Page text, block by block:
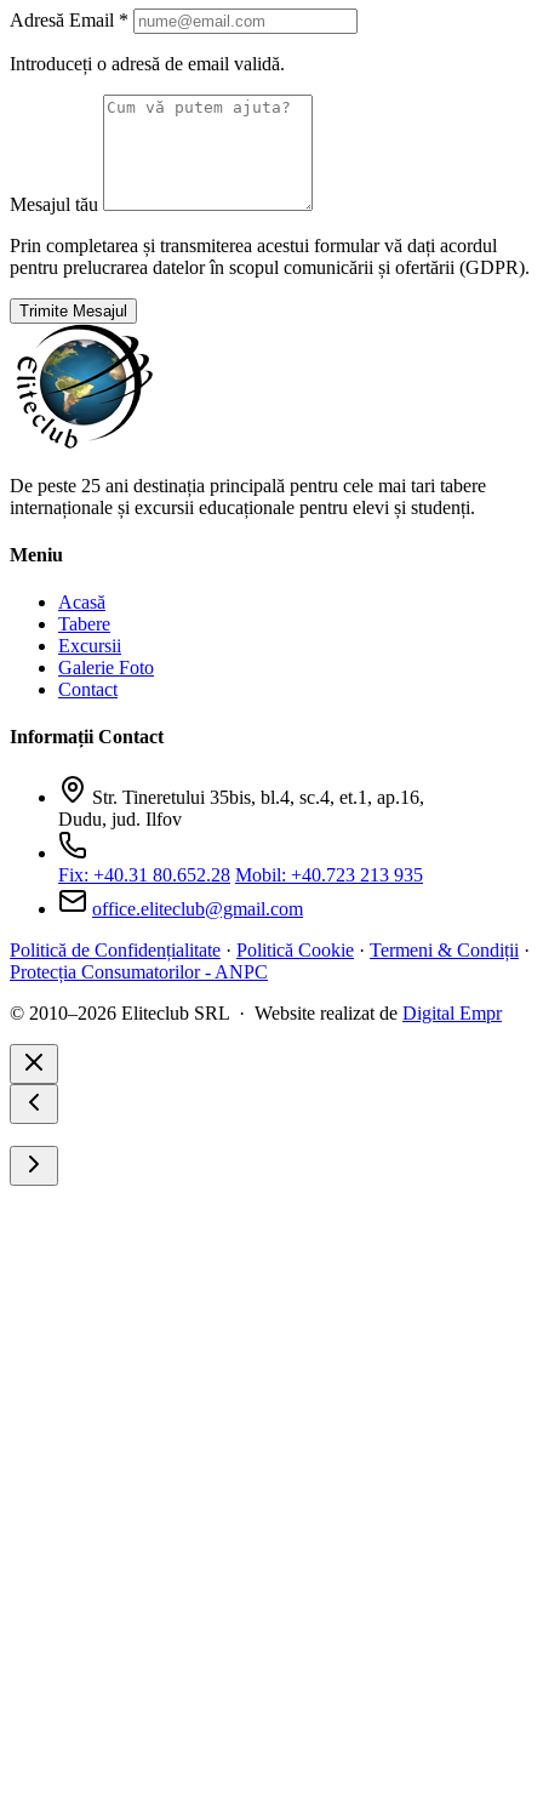
Adresă Email *
Introduceți o adresă de email validă.
Mesajul tău
Prin completarea și transmiterea acestui formular vă dați acordul
pentru prelucrarea datelor în scopul comunicării și ofertării (GDPR).
Trimite Mesajul
De peste 25 ani destinația principală pentru cele mai tari tabere
internaționale și excursii educaționale pentru elevi și studenți.
Meniu
Acasă
Tabere
Excursii
Galerie Foto
Contact
Informații Contact
Str. Tineretului 35bis, bl.4, sc.4, et.1, ap.16,
Dudu, jud. Ilfov
Fix: +40.31 80.652.28 Mobil: +40.723 213 935
office.eliteclub@gmail.com
Politică de Confidențialitate · Politică Cookie · Termeni & Condiții ·
Protecția Consumatorilor - ANPC
© 2010–2026 Eliteclub SRL · Website realizat de Digital Empr